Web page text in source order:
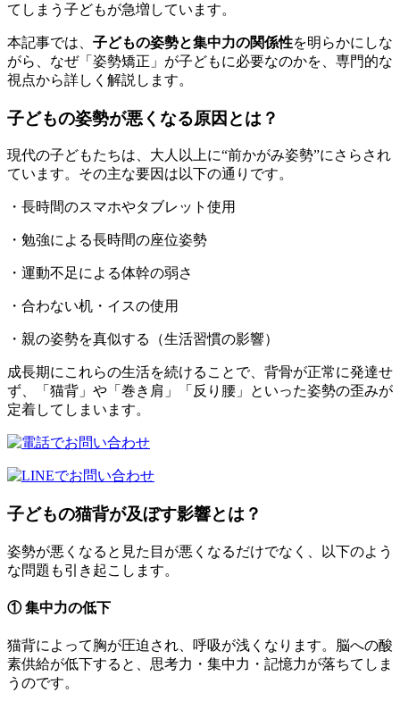
てしまう子どもが急増しています。
本記事では、 子どもの姿勢と集中力の関係性を明らかにしな
がら、なぜ「姿勢矯正」が子どもに必要なのかを、専門的な
視点から詳しく解説します。
子どもの姿勢が悪くなる原因とは？
現代の子どもたちは、大人以上に“前かがみ姿勢”にさらされ
ています。その主な要因は以下の通りです。
・長時間のスマホやタブレット使用
・勉強による長時間の座位姿勢
・運動不足による体幹の弱さ
・合わない机・イスの使用
・親の姿勢を真似する（生活習慣の影響）
成長期にこれらの生活を続けることで、背骨が正常に発達せ
ず、「猫背」や「巻き肩」「反り腰」といった姿勢の歪みが
定着してしまいます。
子どもの猫背が及ぼす影響とは？
姿勢が悪くなると見た目が悪くなるだけでなく、以下のよう
な問題も引き起こします。
① 集中力の低下
猫背によって胸が圧迫され、呼吸が浅くなります。脳への酸
素供給が低下すると、思考力・集中力・記憶力が落ちてしま
うのです。